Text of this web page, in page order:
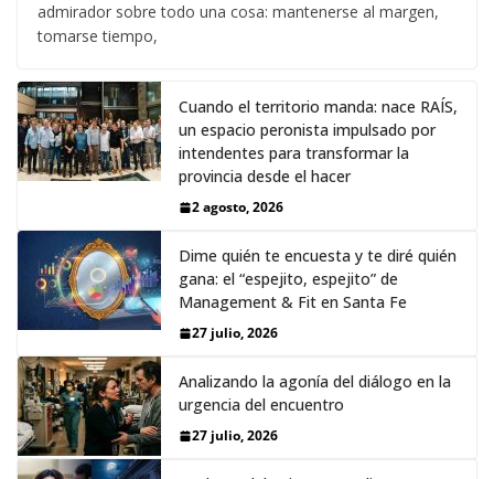
admirador sobre todo una cosa: mantenerse al margen,
tomarse tiempo,
Cuando el territorio manda: nace RAÍS,
un espacio peronista impulsado por
intendentes para transformar la
provincia desde el hacer
2 agosto, 2026
Dime quién te encuesta y te diré quién
gana: el “espejito, espejito” de
Management & Fit en Santa Fe
27 julio, 2026
Analizando la agonía del diálogo en la
urgencia del encuentro
27 julio, 2026